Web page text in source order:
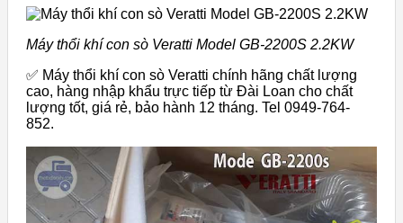
Máy thổi khí con sò Veratti Model GB-2200S 2.2KW
✅ Máy thổi khí con sò Veratti chính hãng chất lượng
cao, hàng nhập khẩu trực tiếp từ Đài Loan cho chất
lượng tốt, giá rẻ, bảo hành 12 tháng. Tel 0949-764-
852.